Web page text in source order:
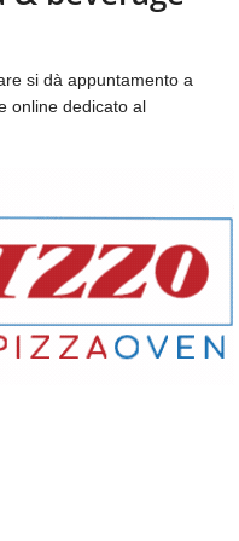
si dà appuntamento a
online dedicato al